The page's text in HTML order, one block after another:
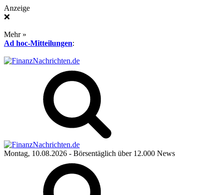
Anzeige
❌
Mehr »
Ad hoc-Mitteilungen:
Montag, 10.08.2026 - Börsentäglich über 12.000 News